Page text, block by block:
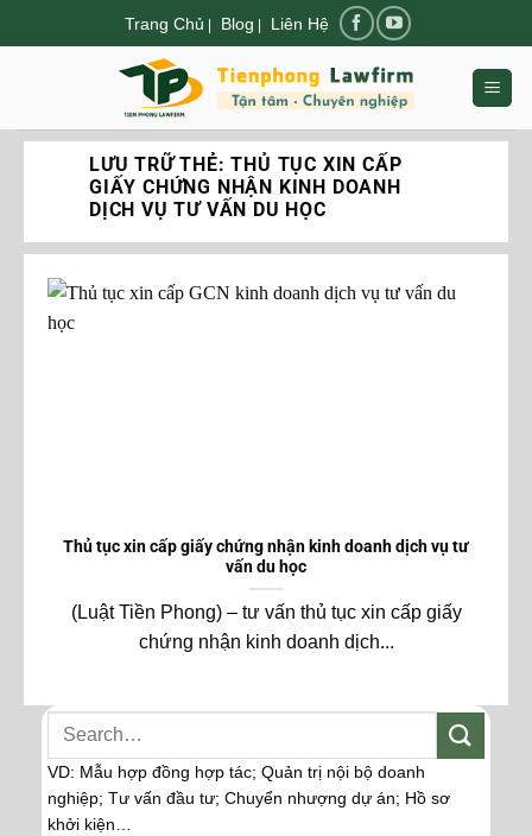
đến
Trang Chủ | Blog | Liên Hệ
LƯU TRỮ THẺ:THỦ TỤC XIN CẤP
GIẤY CHỨNG NHẬN KINH DOANH
DỊCH VỤ TƯ VẤN DU HỌC
Thủ tục xin cấp giấy chứng nhận kinh doanh dịch vụ tư
vấn du học
(Luật Tiền Phong) – tư vấn thủ tục xin cấp giấy
chứng nhận kinh doanh dịch...
VD: Mẫu hợp đồng hợp tác; Quản trị nội bộ doanh
nghiệp; Tư vấn đầu tư; Chuyển nhượng dự án; Hồ sơ
khởi kiện…